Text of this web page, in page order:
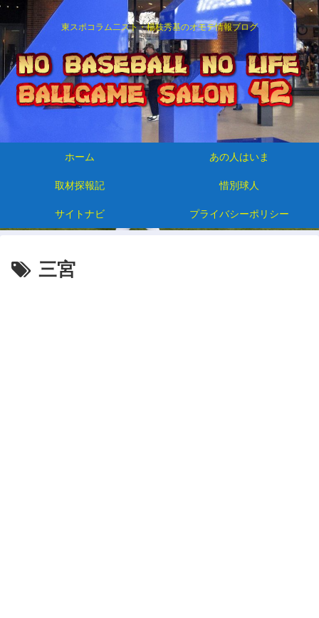
東スポコラム二スト・楊枝秀基のオモテ情報ブログ
ホーム あの人はいま
取材探報記 惜別球人
サイトナビ プライバシーポリシー
三宮